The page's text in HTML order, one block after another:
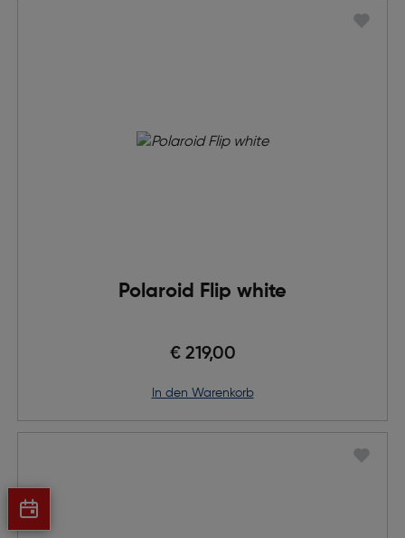
Polaroid Flip white
€ 219,00
in den Warenkorb